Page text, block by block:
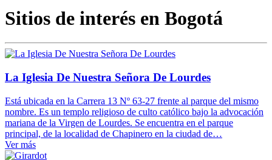
Sitios de interés en Bogotá
La Iglesia De Nuestra Señora De Lourdes
Está ubicada en la Carrera 13 Nº 63-27 frente al parque del mismo
nombre. Es un templo religioso de culto católico bajo la advocación
mariana de la Virgen de Lourdes. Se encuentra en el parque
principal, de la localidad de Chapinero en la ciudad de…
Ver más